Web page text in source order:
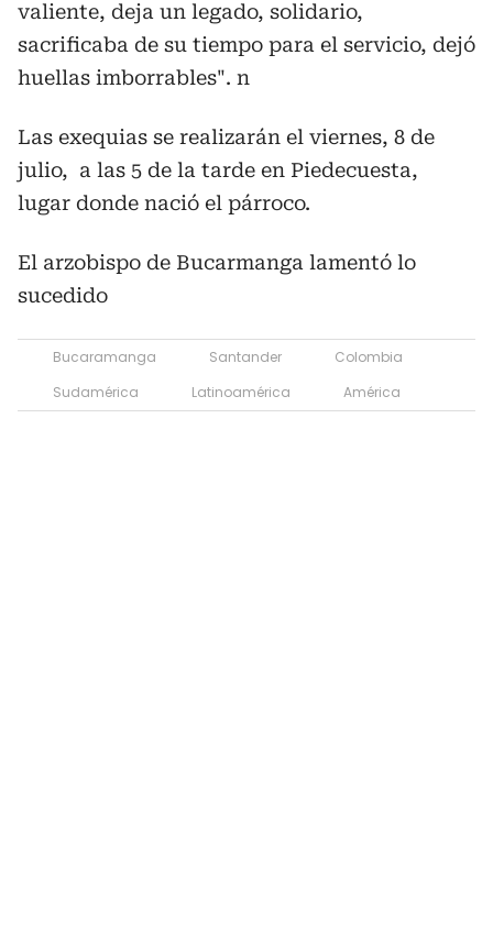
valiente, deja un legado, solidario,
sacrificaba de su tiempo para el servicio, dejó
huellas imborrables". n
Las exequias se realizarán el viernes, 8 de
julio, a las 5 de la tarde en Piedecuesta,
lugar donde nació el párroco.
El arzobispo de Bucarmanga lamentó lo
sucedido
Bucaramanga Santander
Colombia
Sudamérica
Latinoamérica América